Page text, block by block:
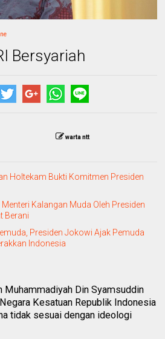
Bersyariah
warta ntt
Holtekam Bukti Komitmen Presiden
Kalangan Muda Oleh Presiden
Berani
Presiden Jokowi Ajak Pemuda
Indonesia
Muhammadiyah Din Syamsuddin
Kesatuan Republik Indonesia
tidak sesuai dengan ideologi